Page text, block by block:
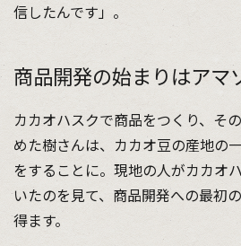
信したんです」。
商品開発の始まりはアマ
カカオハスクで商品をつくり、そ
めた樹さんは、カカオ豆の産地の
をすることに。現地の人がカカオ
いたのを見て、商品開発への最初
得ます。